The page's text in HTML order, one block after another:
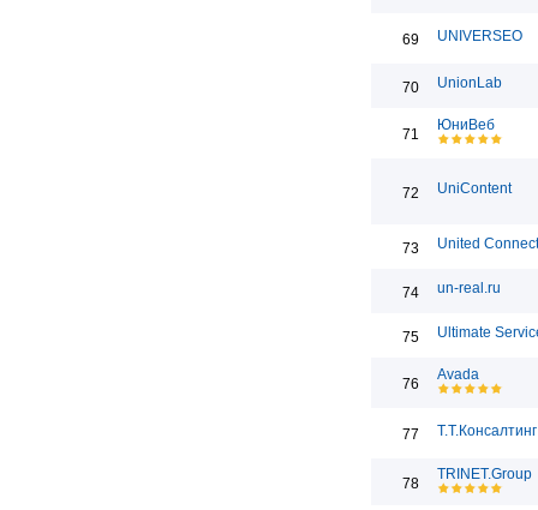
69 UNIVERSEO
70 UnionLab
71
ЮниВеб
72 UniContent
73 United
74 un-real.ru
75 Ultimate
76
Avada
77 Т.Т.Консалтинг
78
TRINET.Group